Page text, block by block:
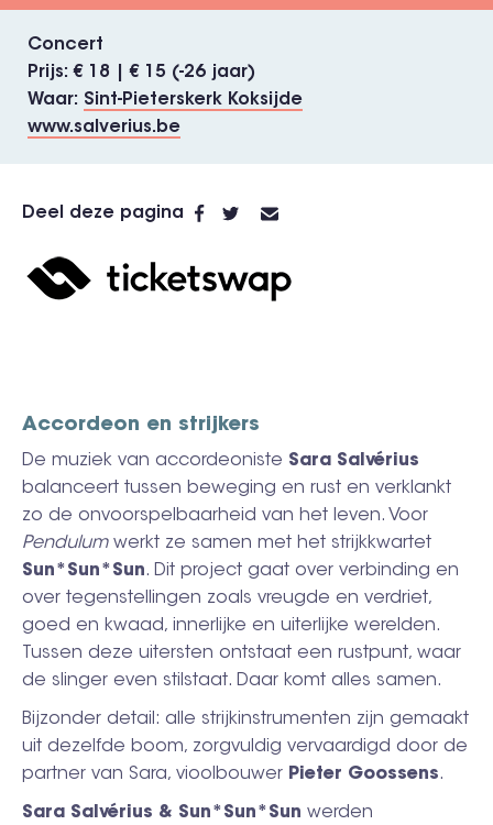
Concert
Prijs
€ 18 | € 15 (-26 jaar)
Waar
Sint-Pieterskerk Koksijde
www.salverius.be
Deel deze pagina
Accordeon en strijkers
De muziek van accordeoniste Sara Salvérius
balanceert tussen beweging en rust en verklankt
zo de onvoorspelbaarheid van het leven. Voor
Pendulumwerkt ze samen met het strijkkwartet
Sun*Sun*Sun. Dit project gaat over verbinding en
over tegenstellingen zoals vreugde en verdriet,
goed en kwaad, innerlijke en uiterlijke werelden.
Tussen deze uitersten ontstaat een rustpunt, waar
de slinger even stilstaat. Daar komt alles samen.
Bijzonder detail: alle strijkinstrumenten zijn gemaakt
uit dezelfde boom, zorgvuldig vervaardigd door de
partner van Sara, vioolbouwer Pieter Goossens.
Sara Salvérius & Sun*Sun*Sun werden